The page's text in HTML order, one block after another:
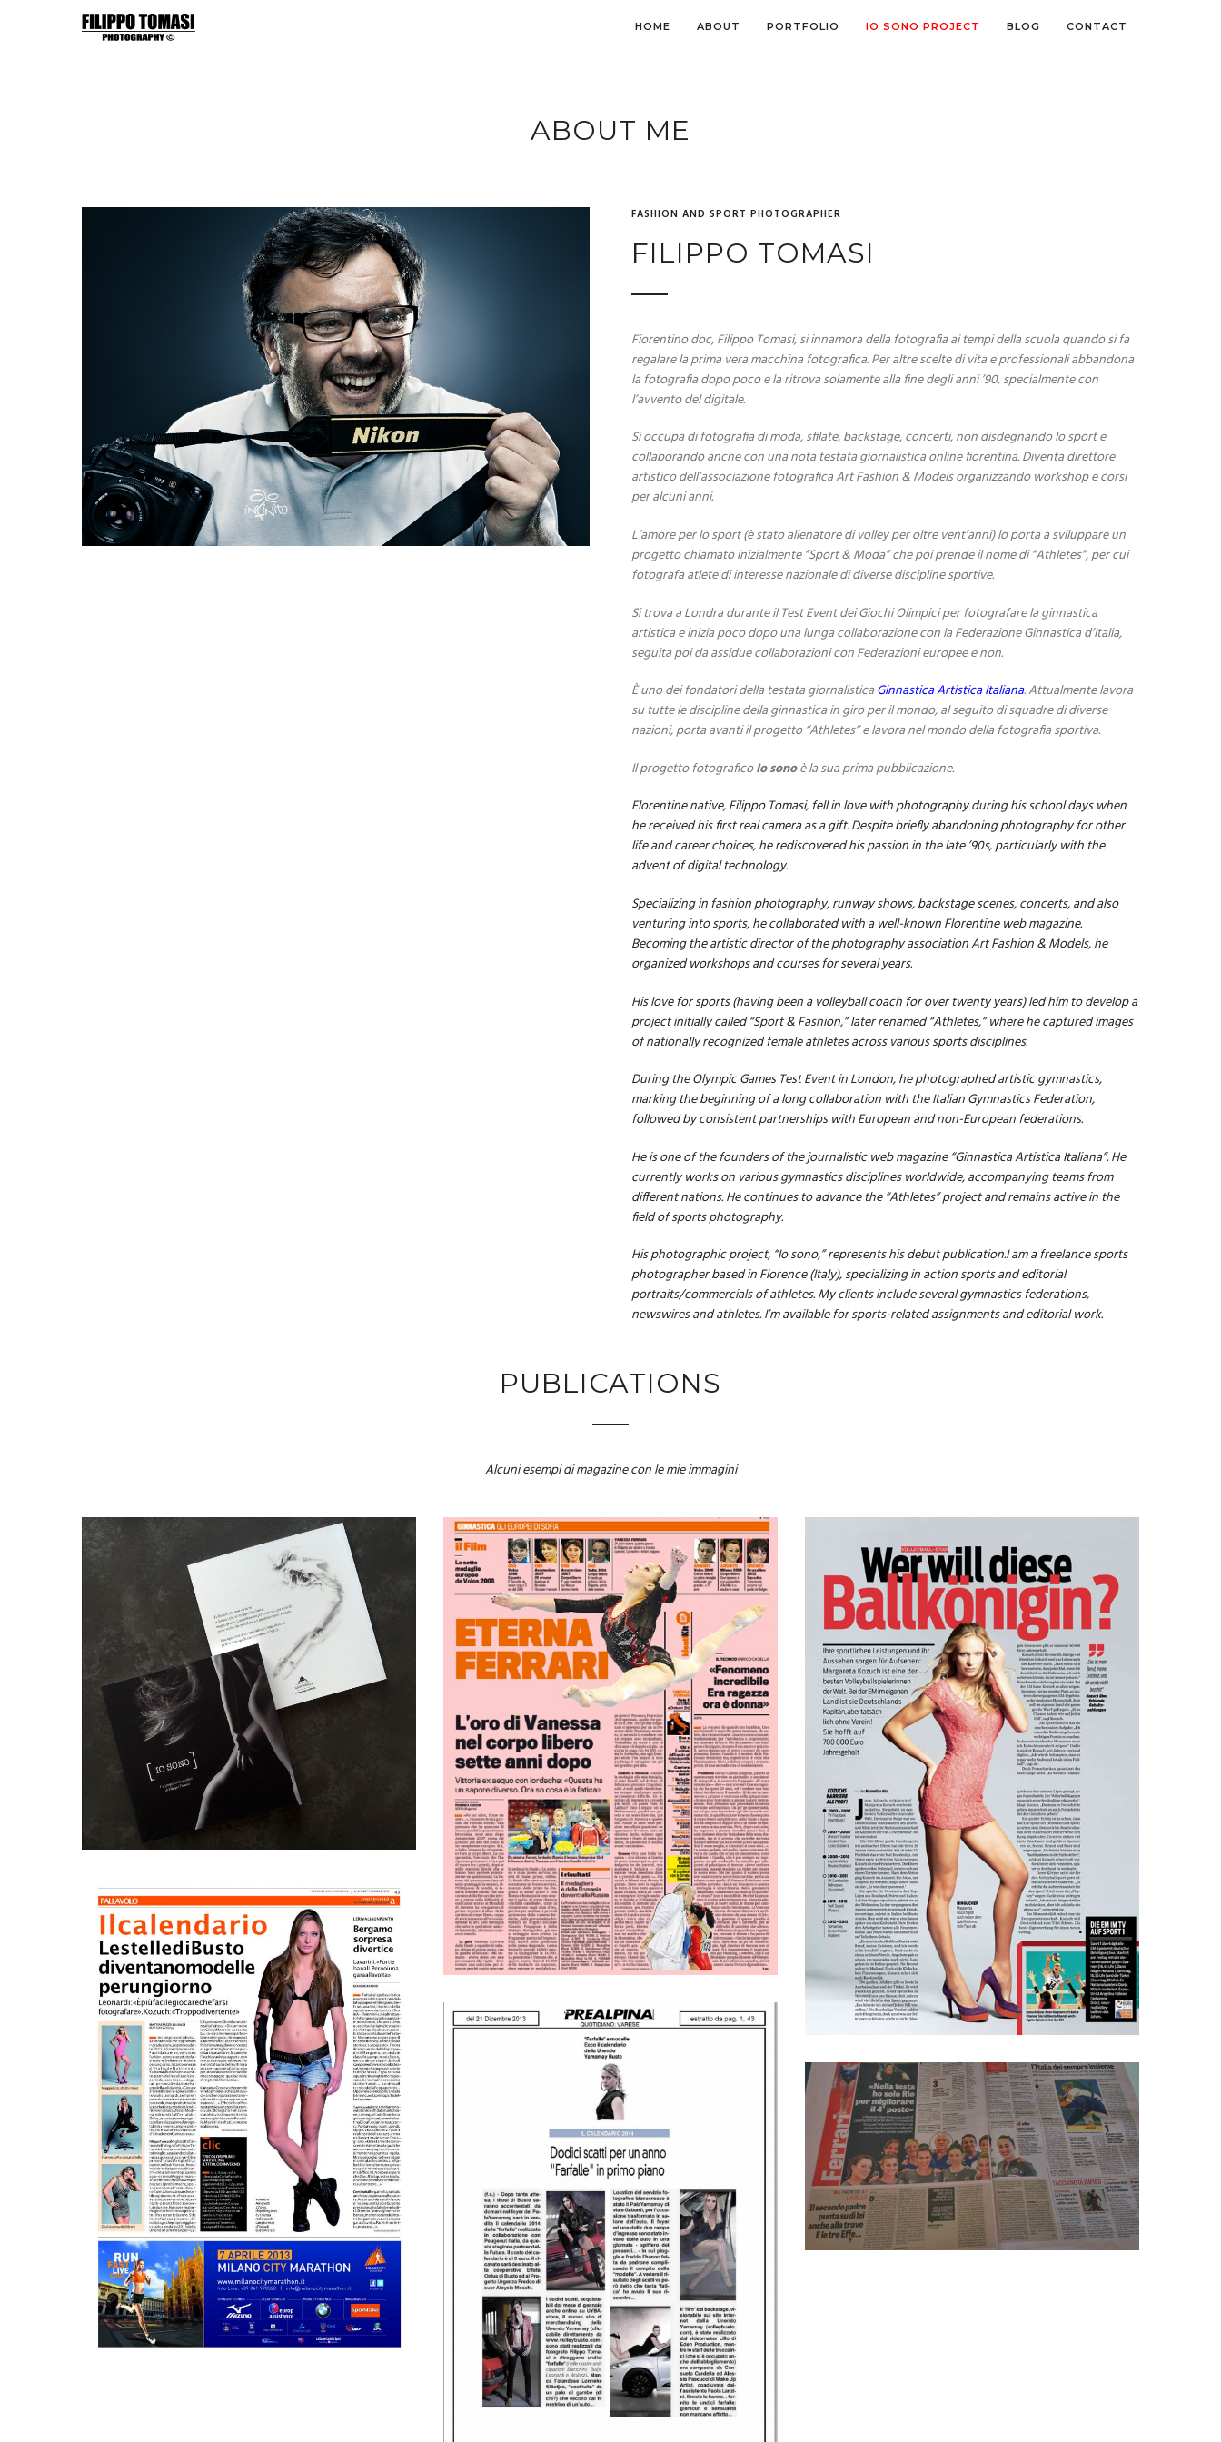
HOME ABOUT PORTFOLIO IO SONO PROJECT BLOG CONTACT
ABOUT ME
FASHION AND SPORT PHOTOGRAPHER
FILIPPO TOMASI
Fiorentino doc, Filippo Tomasi, si innamora della fotografia ai tempi della scuola quando si fa
regalare la prima vera macchina fotografica. Per altre scelte di vita e professionali abbandona
la fotografia dopo poco e la ritrova solamente alla fine degli anni ’90, specialmente con
l’avvento del digitale.
Si occupa di fotografia di moda, sfilate, backstage, concerti, non disdegnando lo sport e
collaborando anche con una nota testata giornalistica online fiorentina. Diventa direttore
artistico dell’associazione fotografica Art Fashion & Models organizzando workshop e corsi
per alcuni anni.
L’amore per lo sport (è stato allenatore di volley per oltre vent’anni) lo porta a sviluppare un
progetto chiamato inizialmente “Sport & Moda” che poi prende il nome di “Athletes”, per cui
fotografa atlete di interesse nazionale di diverse discipline sportive.
Si trova a Londra durante il Test Event dei Giochi Olimpici per fotografare la ginnastica
artistica e inizia poco dopo una lunga collaborazione con la Federazione Ginnastica d’Italia,
seguita poi da assidue collaborazioni con Federazioni europee e non.
È uno dei fondatori della testata giornalisticaGinnastica Artistica Italiana. Attualmente lavora
su tutte le discipline della ginnastica in giro per il mondo, al seguito di squadre di diverse
nazioni, porta avanti il progetto “Athletes” e lavora nel mondo della fotografia sportiva.
Il progetto fotograficoIo sonoè la sua prima pubblicazione.
Florentine native, Filippo Tomasi, fell in love with photography during his school days when
he received his first real camera as a gift. Despite briefly abandoning photography for other
life and career choices, he rediscovered his passion in the late ’90s, particularly with the
advent of digital technology.
Specializing in fashion photography, runway shows, backstage scenes, concerts, and also
venturing into sports, he collaborated with a well-known Florentine web magazine.
Becoming the artistic director of the photography association Art Fashion & Models, he
organized workshops and courses for several years.
His love for sports (having been a volleyball coach for over twenty years) led him to develop a
project initially called “Sport & Fashion,” later renamed “Athletes,” where he captured images
of nationally recognized female athletes across various sports disciplines.
During the Olympic Games Test Event in London, he photographed artistic gymnastics,
marking the beginning of a long collaboration with the Italian Gymnastics Federation,
followed by consistent partnerships with European and non-European federations.
He is one of the founders of the journalistic web magazine “Ginnastica Artistica Italiana”. He
currently works on various gymnastics disciplines worldwide, accompanying teams from
different nations. He continues to advance the “Athletes” project and remains active in the
field of sports photography.
His photographic project, “Io sono,” represents his debut publication.I am a freelance sports
photographer based in Florence (Italy), specializing in action sports and editorial
portraits/commercials of athletes. My clients include several gymnastics federations,
newswires and athletes. I’m available for sports-related assignments and editorial work.
PUBLICATIONS
Alcuni esempi di magazine con le mie immagini